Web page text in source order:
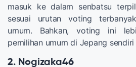
masuk ke dalam senbatsu
sesuai urutan voting
umum. Bahkan, voting ini
pemilihan umum di Jepang
2. Nogizaka46